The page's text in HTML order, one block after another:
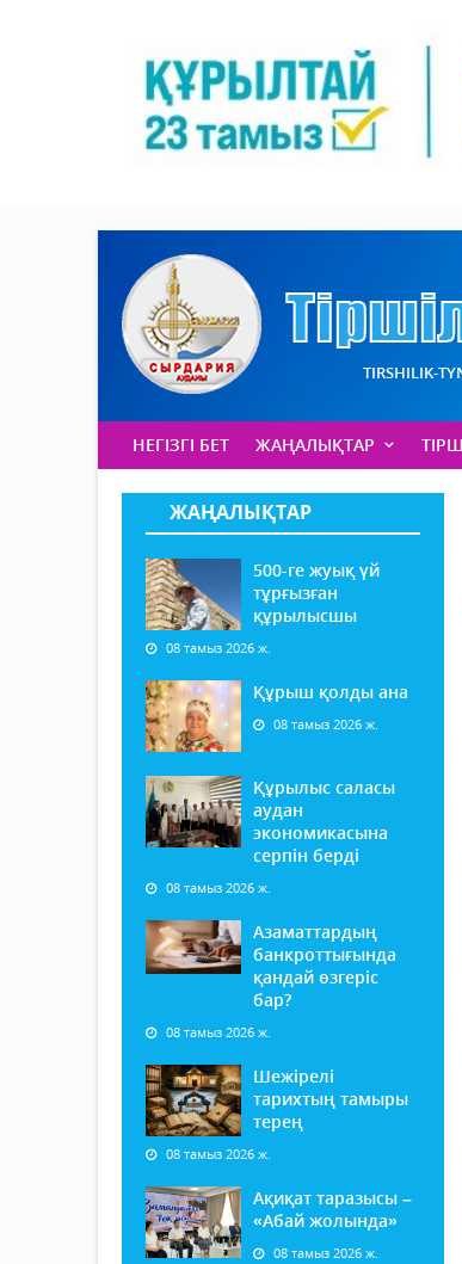
TIRSHILIK-
НЕГІЗГІ БЕТ ЖАҢАЛЫҚТАР
ЖАҢАЛЫҚТАР
500-ге жуық үй
тұрғызған
құрылысшы
08 тамыз 2026 ж.
Құрыш қолды ана
08 тамыз 2026 ж.
Құрылыс саласы
аудан
экономикасына
серпін берді
08 тамыз 2026 ж.
Азаматтардың
банкроттығында
қандай өзгеріс
бар?
08 тамыз 2026 ж.
Шежірелі
тарихтың тамыры
терең
08 тамыз 2026 ж.
Ақиқат таразысы –
«Абай жолында»
08 тамыз 2026 ж.